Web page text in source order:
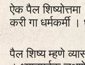
ऐक पैल
करी गा धर्मकर्मी
पैल शिष्य म्हणे